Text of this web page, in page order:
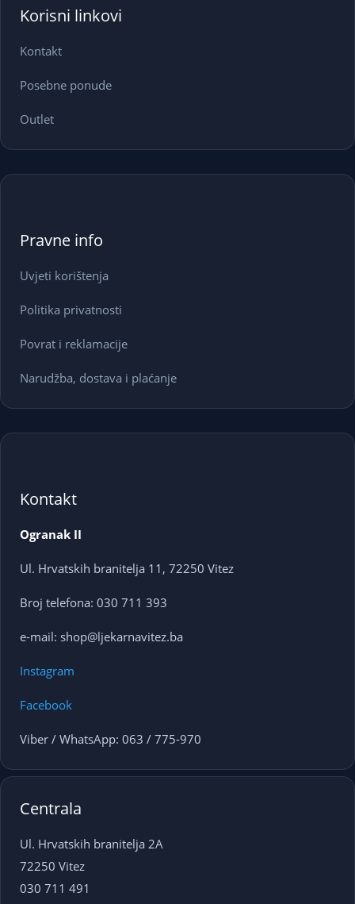
Korisni linkovi
Kontakt
Posebne ponude
Outlet
Pravne info
Uvjeti korištenja
Politika privatnosti
Povrat i reklamacije
Narudžba, dostava i plaćanje
Kontakt
Ogranak II
Ul. Hrvatskih branitelja 11, 72250 Vitez
Broj telefona: 030 711 393
e-mail: shop@ljekarnavitez.ba
Instagram
Facebook
Viber / WhatsApp: 063 / 775-970
Centrala
Ul. Hrvatskih branitelja 2A
72250 Vitez
030 711 491